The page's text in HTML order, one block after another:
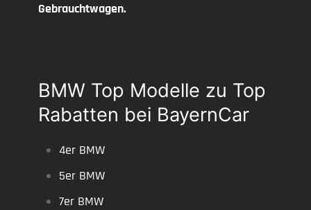
Gebrauchtwagen.
BMW Top Modelle zu Top
Rabatten bei BayernCar
4er BMW
5er BMW
7er BMW